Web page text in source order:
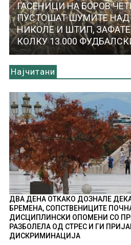
ГАСЕНИЦИ НА БОРОВ
ПУСТОШАТ ШУМИТЕ НАД
НИКОЛЕ И ШТИП,
КОЛКУ 13.000
Најчитани
ДВА ДЕНА ОТКАКО ДОЗНАЛЕ
БРЕМЕНА, СОПСТВЕНИЦИТЕ
ДИСЦИПЛИНСКИ ОПОМЕНИ СО
РАЗБОЛЕЛА ОД СТРЕС И ГИ
ДИСКРИМИНАЦИЈА